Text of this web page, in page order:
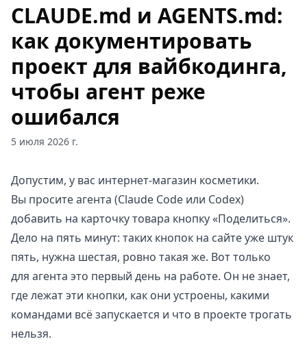
CLAUDE.md и AGENTS.md:
как документировать
проект для вайбкодинга,
чтобы агент реже
ошибался
5 июля 2026 г.
Допустим, у вас интернет-магазин косметики.
Вы просите агента (Claude Code или Codex)
добавить на карточку товара кнопку «Поделиться».
Дело на пять минут: таких кнопок на сайте уже штук
пять, нужна шестая, ровно такая же. Вот только
для агента это первый день на работе. Он не знает,
где лежат эти кнопки, как они устроены, какими
командами всё запускается и что в проекте трогать
нельзя.